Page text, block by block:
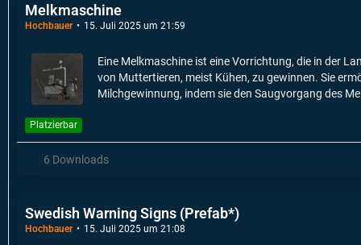
Melkmaschine
Hochbauer 15. Juli 2025 um 21:59
Eine Melkmaschine ist eine Vorrichtung, die in der
von Muttertieren, meist Kühen, zu gewinnen. Sie
Milchgewinnung, indem sie den Saugvorgang des
Platzierbar
6 Downloads
Swedish Warning Signs (Prefab*)
Hochbauer 15. Juli 2025 um 21:08